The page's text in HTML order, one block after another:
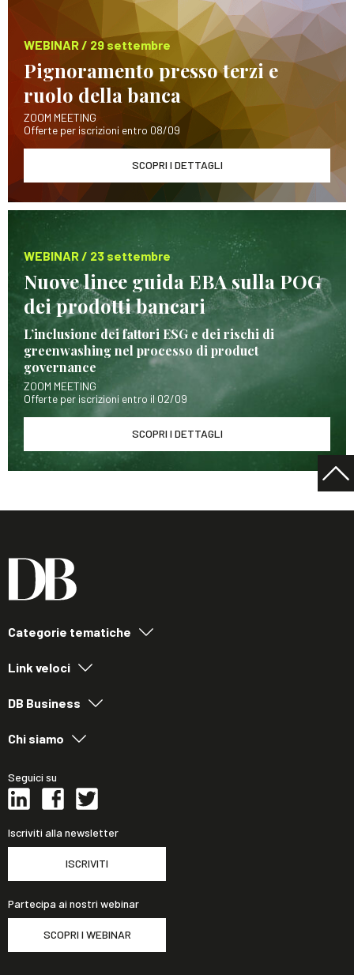
WEBINAR / 29 settembre
Pignoramento presso terzi e
ruolo della banca
ZOOM MEETING
Offerte per iscrizioni entro 08/09
SCOPRI I DETTAGLI
WEBINAR / 23 settembre
Nuove linee guida EBA sulla POG
dei prodotti bancari
L’inclusione dei fattori ESG e dei rischi di
greenwashing nel processo di product
governance
ZOOM MEETING
Offerte per iscrizioni entro il 02/09
SCOPRI I DETTAGLI
Categorie tematiche
Link veloci
DB Business
Chi siamo
Seguici su
Iscriviti alla newsletter
ISCRIVITI
Partecipa ai nostri webinar
SCOPRI I WEBINAR